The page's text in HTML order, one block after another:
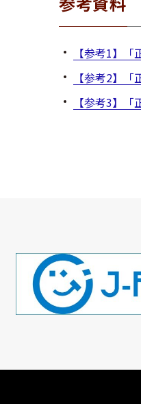
【参考1】
【参考2】
【参考3】